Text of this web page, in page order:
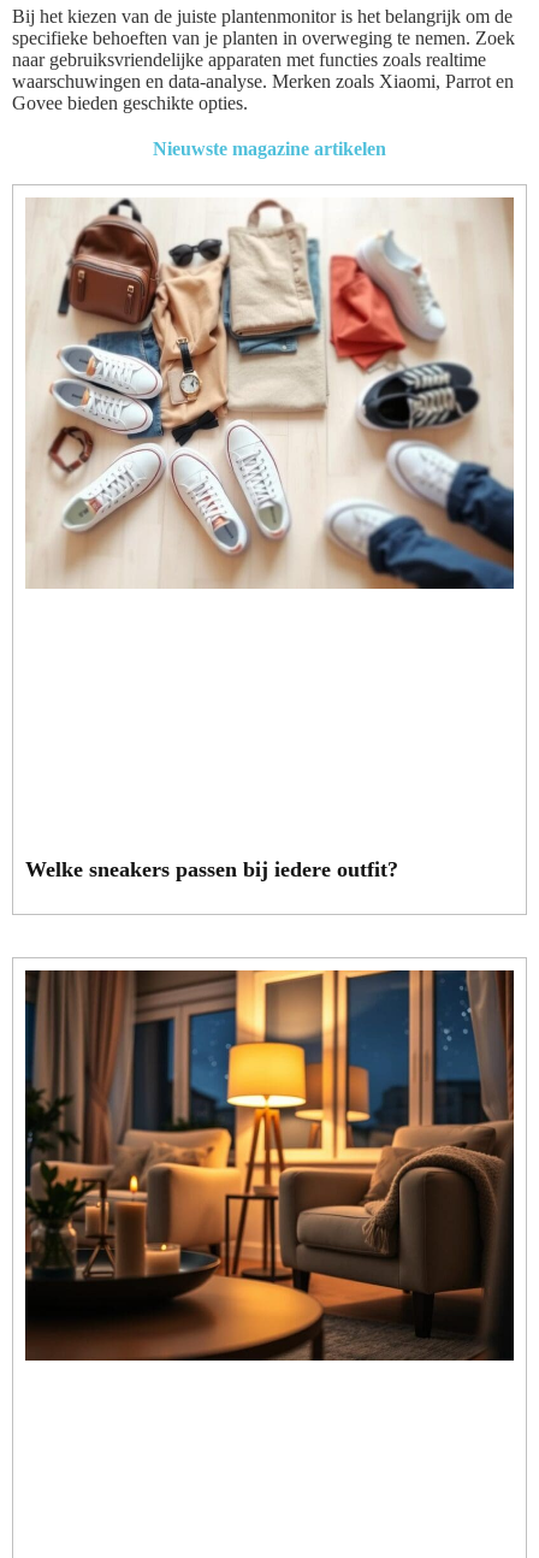
Bij het kiezen van de juiste plantenmonitor is het belangrijk om de
specifieke behoeften van je planten in overweging te nemen. Zoek
naar gebruiksvriendelijke apparaten met functies zoals realtime
waarschuwingen en data-analyse. Merken zoals Xiaomi, Parrot en
Govee bieden geschikte opties.
Nieuwste magazine artikelen
Welke sneakers passen bij iedere outfit?